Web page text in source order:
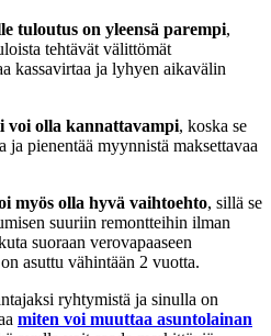
tuloutus on yleensä parempi,
tehtävät välittömät
kassavirtaa ja lyhyen aikavälin
voi olla kannattavampi, koska se
ja pienentää myynnistä maksettavaa
myös olla hyvä vaihtoehto, sillä se
suuriin remontteihin ilman
suoraan verovapaaseen
asuttu vähintään 2 vuotta.
ryhtymistä ja sinulla on
miten voi muuttaa asuntolainan